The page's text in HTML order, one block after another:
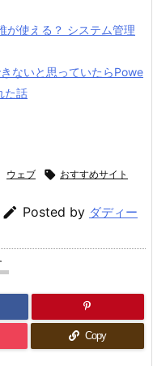
が使える？ システム管理
ないと思っていたらPowe
た話
ウェブ  おすすめサイト
 Posted by ダディー
Copy